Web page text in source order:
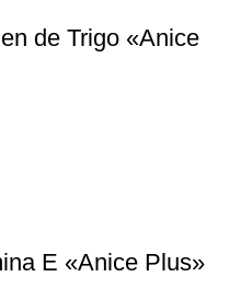
de Trigo «Anice
E «Anice Plus»